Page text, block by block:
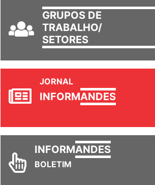
GRUPOS DE
TRABALHO/
SETORES
JORNAL
INFORMANDES
INFORMANDES
BOLETIM